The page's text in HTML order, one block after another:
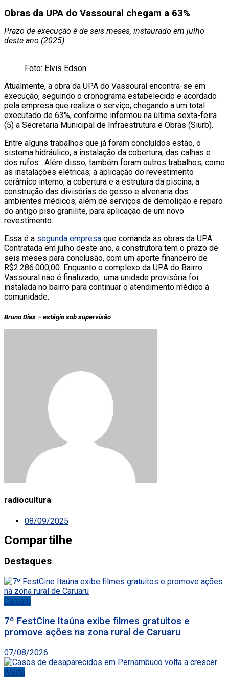
Obras da UPA do Vassoural chegam a 63%
Prazo de execução é de seis meses, instaurado em julho
deste ano (2025)
Foto: Elvis Edson
Atualmente, a obra da UPA do Vassoural encontra-se em
execução, seguindo o cronograma estabelecido e acordado
pela empresa que realiza o serviço, chegando a um total
executado de 63%, conforme informou na última sexta-feira
(5) a Secretaria Municipal de Infraestrutura e Obras (Siurb).
Entre alguns trabalhos que já foram concluídos estão, o
sistema hidráulico, a instalação da cobertura, das calhas e
dos rufos. Além disso, também foram outros trabalhos, como
as instalações elétricas; a aplicação do revestimento
cerâmico interno; a cobertura e a estrutura da piscina; a
construção das divisórias de gesso e alvenaria dos
ambientes médicos; além de serviços de demolição e reparo
do antigo piso granilite, para aplicação de um novo
revestimento.
Essa é a segunda empresa que comanda as obras da UPA.
Contratada em julho deste ano, a construtora tem o prazo de
seis meses para conclusão, com um aporte financeiro de
R$2.286.000,00. Enquanto o complexo da UPA do Bairro
Vassoural não é finalizado, uma unidade provisória foi
instalada no bairro para continuar o atendimento médico à
comunidade.
Bruno Dias – estágio sob supervisão
radiocultura
08/09/2025
Compartilhe
Destaques
Caruaru
7º FestCine Itaúna exibe filmes gratuitos e
promove ações na zona rural de Caruaru
07/08/2026
Alerta